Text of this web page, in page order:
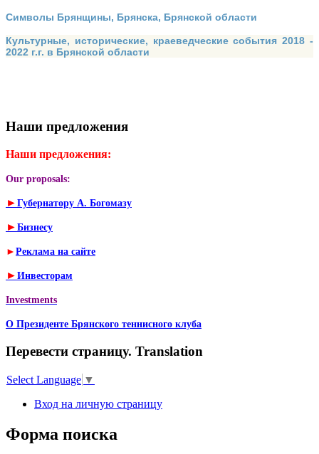
Символы Брянщины, Брянска, Брянской области
Культурные, исторические, краеведческие события 2018 -
2022 г.г. в Брянской области
Наши предложения
Наши предложения:
Our proposals:
► Губернатору А. Богомазу
► Бизнесу
► Реклама на сайте
► Инвесторам
Investments
О Президенте Брянского теннисного клуба
Перевести страницу. Translation
Select Language ▼
Вход на личную страницу
Форма поиска